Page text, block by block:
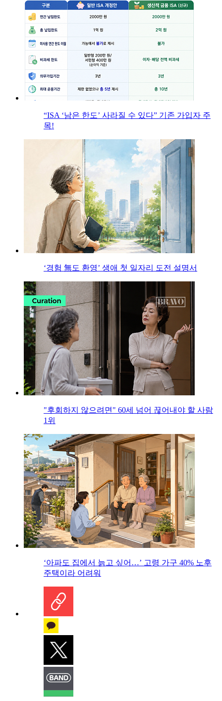
“ISA ‘남은 한도’ 사라질 수 있다” 기존 가입자 주
목!
‘경험 無도 환영’ 생애 첫 일자리 도전 설명서
"후회하지 않으려면" 60세 넘어 끊어내야 할 사람
1위
‘아파도 집에서 늙고 싶어…’ 고령 가구 40% 노후
주택이라 어려워